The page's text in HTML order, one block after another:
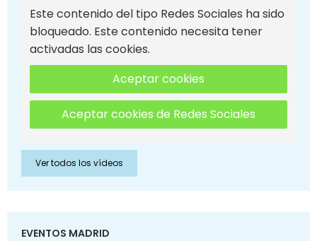
Este contenido del tipo Redes Sociales ha sido
bloqueado. Este contenido necesita tener
activadas las cookies.
Aceptar cookies
Aceptar cookies de Redes Sociales
Ver todos los vídeos
EVENTOS MADRID